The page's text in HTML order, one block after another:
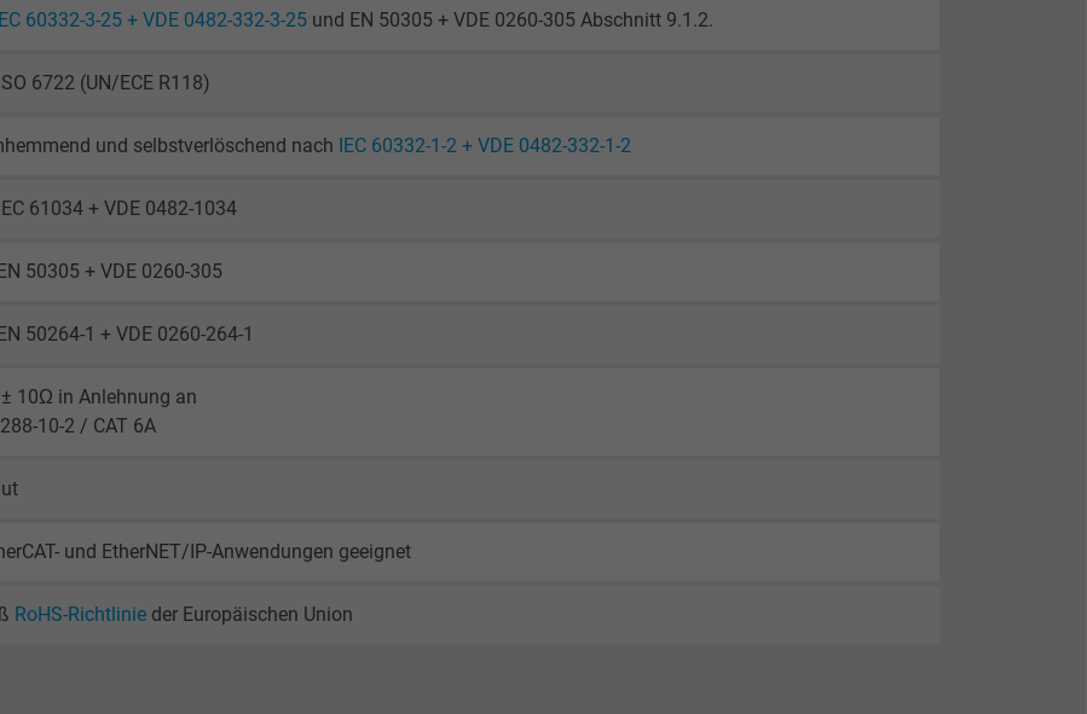
Cookie von Google für Website-Analysen.
Besucher die Website nutzt.
Google LLC
1 Tag
Cookie von Google für Website-Analysen.
Erzeugt statistische Daten darüber, wie der
IEC 60332-3-25 + VDE 0482-332-3-25 und EN 50305 + VDE 0260-305 Abschnitt 9.1.2.
6722 (UN/ECE R118)
und selbstverlöschend nach IEC 60332-1-2 + VDE 0482-332-1-2
61034 + VDE 0482-1034
50305 + VDE 0260-305
50264-1 + VDE 0260-264-1
10Ω in Anlehnung an
10-2 / CAT 6A
und EtherNET/IP-Anwendungen geeignet
RoHS-Richtlinie der Europäischen Union